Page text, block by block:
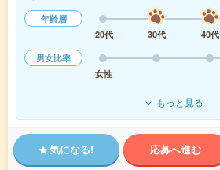
年齢層
20代
30代 40代
男女比率
女性
もっと見る
気になる! 応募へ進む